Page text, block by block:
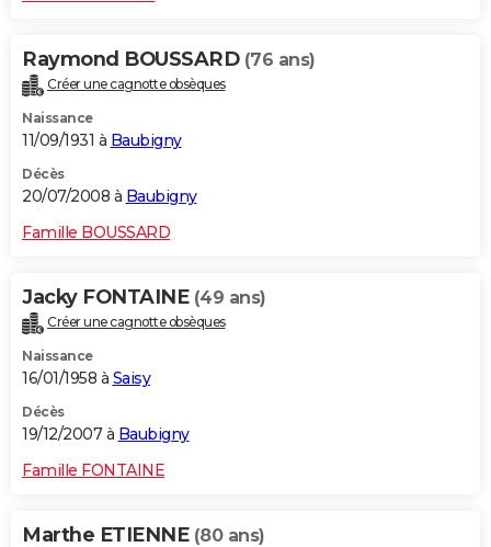
Raymond BOUSSARD (76 ans)
Créer une cagnotte obsèques
Naissance
11/09/1931 à Baubigny
Décès
20/07/2008 à Baubigny
Famille BOUSSARD
Jacky FONTAINE (49 ans)
Créer une cagnotte obsèques
Naissance
16/01/1958 à Saisy
Décès
19/12/2007 à Baubigny
Famille FONTAINE
Marthe ETIENNE (80 ans)